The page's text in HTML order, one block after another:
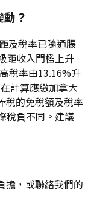
？
及稅率已隨通脹
距收入門檻上升
稅率由13.16%升
計算應繳加拿大
稅的免稅額及稅率
稅負不同。建議
擔，或聯絡我們的